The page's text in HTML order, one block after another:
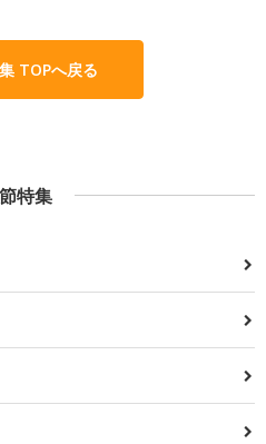
TOPへ戻る
特集